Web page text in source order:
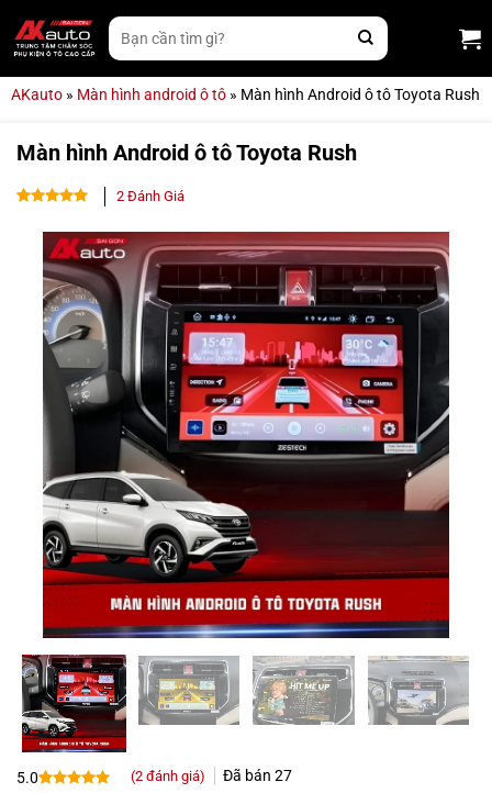
qua
nội
Tìm
kiếm:
AKauto » Màn hình android ô tô » Màn hình Android ô tô Toyota Rush
Màn hình Android ô tô Toyota Rush
dựa trên
đánh giá
2Đánh Giá
5.0
(2đánh giá) Đã bán 27